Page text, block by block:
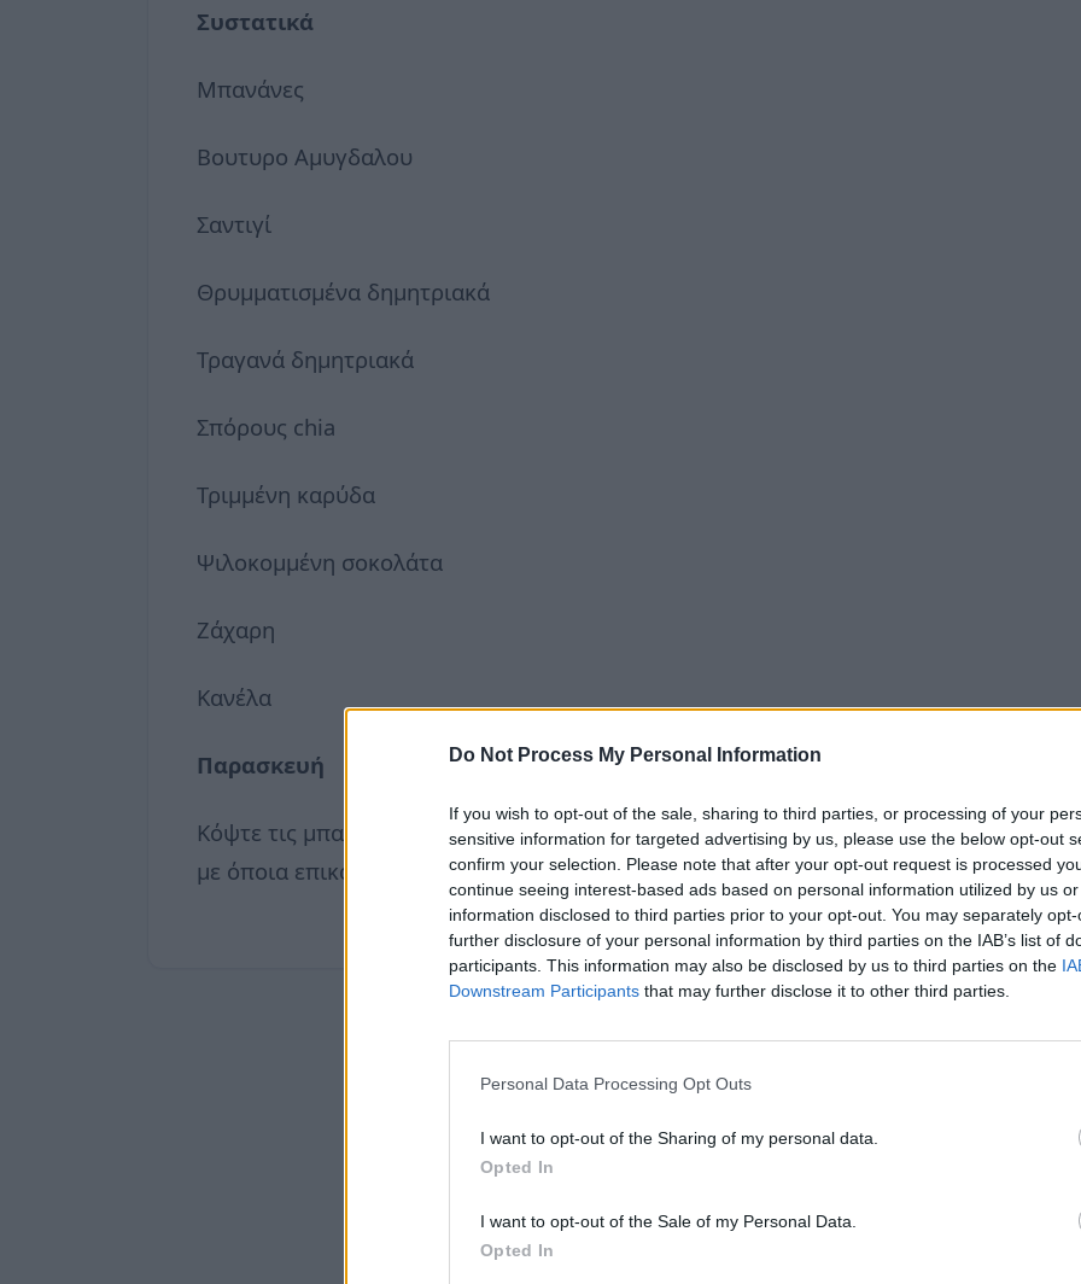
Do Not Process My Personal Information
If you wish to opt-out of the sale, sharing to third parties, or processing of your
sensitive information for targeted advertising by us, please use the below opt-out
confirm your selection. Please note that after your opt-out request is processed
continue seeing interest-based ads based on personal information utilized by us
information disclosed to third parties prior to your opt-out. You may separately
further disclosure of your personal information by third parties on the IAB’s list of
participants. This information may also be disclosed by us to third parties on the
Downstream Participants that may further disclose it to other third parties.
Personal Data Processing Opt Outs
I want to opt-out of the Sharing of my personal data.
Opted In
I want to opt-out of the Sale of my Personal Data.
Opted In
Συστατικά
Μπανάνες
Βουτυρο Αμυγδαλου
Σαντιγί
Θρυμματισμένα δημητριακά
Τραγανά δημητριακά
Σπόρους chia
Τριμμένη καρύδα
Ψιλοκομμένη σοκολάτα
Ζάχαρη
Κανέλα
Παρασκευή
Κόψτε τις μπανάνες σε κομμάτια 1 1/2-2 ίντσας, κυλήστε τα κομμάτια σε βούτυρο
με όποια επικάλυψη θέλετε. Μη διστάσετε να χρησιμοποιήσετε και άλλα συστατικά